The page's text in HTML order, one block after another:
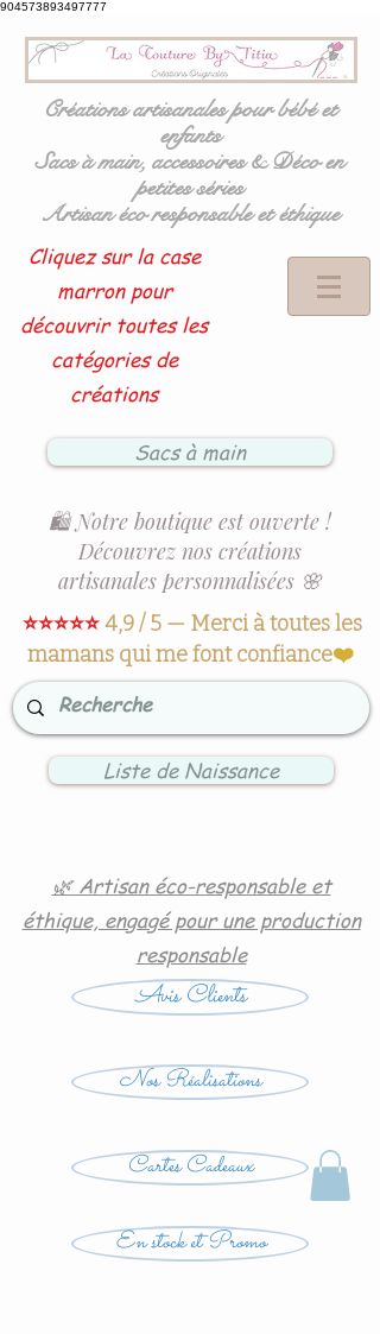
904573893497777
Créations artisanales pour bébé et
enfants
Sacs à main, accessoires & Déco en
petites séries
Artisan éco responsable et éthique
Cliquez sur la case
marron pour
découvrir toutes les
catégories de
créations
Sacs à main
🛍️ Notre boutique est ouverte !
Découvrez nos créations
artisanales personnalisées 🌸
⭐⭐⭐⭐⭐4,9 / 5 — Merci à toutes les
mamans qui me font confiance❤️
Liste de Naissance
🌿 Artisan éco-responsable et
éthique, engagé pour une production
responsable
Avis Clients
Nos Réalisations
Cartes Cadeaux
En stock et Promo